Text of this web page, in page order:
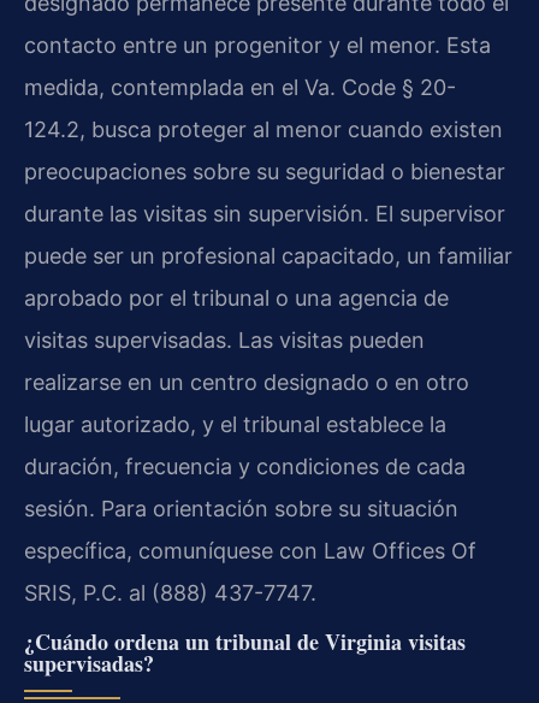
contacto entre un progenitor y el menor. Esta
medida, contemplada en el Va. Code § 20-
124.2, busca proteger al menor cuando existen
preocupaciones sobre su seguridad o bienestar
durante las visitas sin supervisión. El supervisor
puede ser un profesional capacitado, un familiar
aprobado por el tribunal o una agencia de
visitas supervisadas. Las visitas pueden
realizarse en un centro designado o en otro
lugar autorizado, y el tribunal establece la
duración, frecuencia y condiciones de cada
sesión. Para orientación sobre su situación
específica, comuníquese con Law Offices Of
SRIS, P.C. al (888) 437-7747.
¿Cuándo ordena un tribunal de Virginia visitas
supervisadas?